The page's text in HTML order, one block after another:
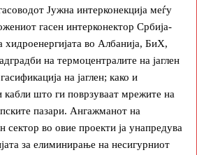
Јужна интерконекција меѓу
гасен интерконектор Србија-
хидроенергијата во Албанија, БиХ,
на термоцентралите на јаглен
на јаглен; како и
кабли што ги поврзуваат мрежите на
пазари. Ангажманот на
сектор во овие проекти ја унапредува
за елиминирање на несигурниот